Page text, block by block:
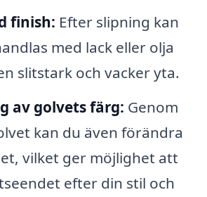
finish: Efter slipning kan
med lack eller olja
slitstark och vacker yta.
av golvets färg: Genom
kan du även förändra
vilket ger möjlighet att
efter din stil och